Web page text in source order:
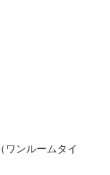
ワンルームタイ